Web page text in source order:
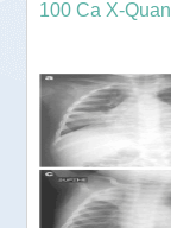
100 Ca X-